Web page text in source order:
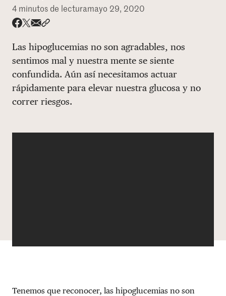
Quienes somos
DONAR
4 minutos de lecturamayo 29, 2020
Las hipoglucemias no son agradables, nos
sentimos mal y nuestra mente se siente
confundida. Aún así necesitamos actuar
rápidamente para elevar nuestra glucosa y no
correr riesgos.
Tenemos que reconocer, las hipoglucemias no son